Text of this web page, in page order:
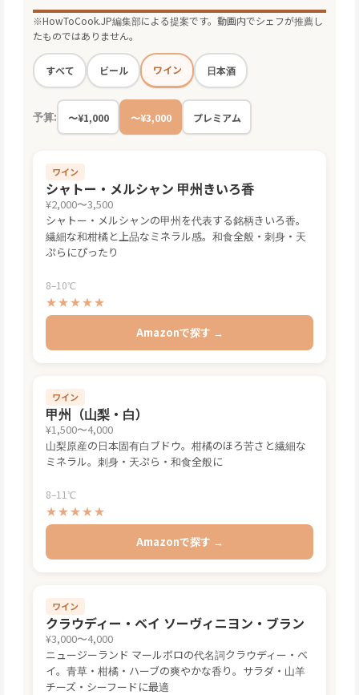
※HowToCook.JP編集部による提案です。動画内でシェフが推薦し
たものではありません。
すべて ビール ワイン 日本酒
予算: 〜¥1,000 〜¥3,000 プレミアム
ワイン
シャトー・メルシャン 甲州きいろ香
¥2,000〜3,500
シャトー・メルシャンの甲州を代表する銘柄きいろ香。
繊細な和柑橘と上品なミネラル感。和食全般・刺身・天
ぷらにぴったり
8–10℃
★★★★★
Amazonで探す →
ワイン
甲州（山梨・白）
¥1,500〜4,000
山梨原産の日本固有白ブドウ。柑橘のほろ苦さと繊細な
ミネラル。刺身・天ぷら・和食全般に
8–11℃
★★★★★
Amazonで探す →
ワイン
クラウディー・ベイ ソーヴィニヨン・ブラン
¥3,000〜4,000
ニュージーランド マールボロの代名詞クラウディー・ベ
イ。青草・柑橘・ハーブの爽やかな香り。サラダ・山羊
チーズ・シーフードに最適